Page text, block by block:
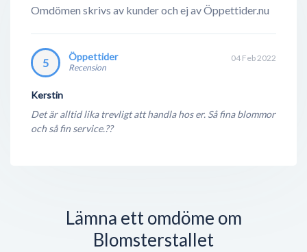
Omdömen skrivs av kunder och ej av Öppettider.nu
5 Öppettider
Recension
Kerstin
04 Feb 2022
Det är alltid lika trevligt att handla hos er. Så fina blommor
och så fin service.??
Lämna ett omdöme om
Blomsterstallet